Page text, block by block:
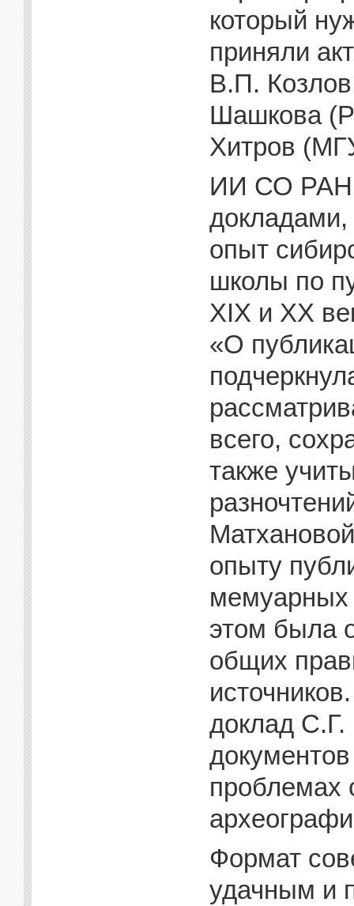
который
приняли
В.П.
Шашкова
Хитров
ИИ СО РАН
опыт
школы по
XIX и ХХ
«О
всего,
также
опыту
мемуарных
этом была
общих
доклад
проблемах
Формат
удачным и